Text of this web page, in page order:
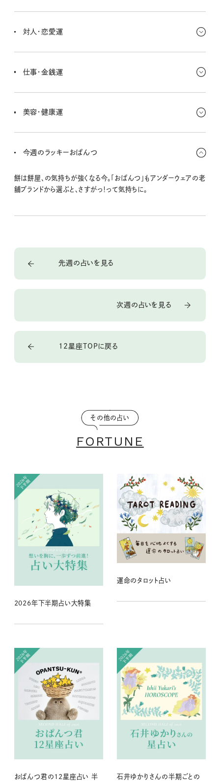
もある中で、自分のこだわりを追求するのは悪いことじゃないけど効
対人・恋愛運
もな〜。今はキミが少し頑固になっちゃってるかもしれない。相手に
仕事・金銭運
とは一旦ストップすることも必要。やってはみたけれど信念を曲げら
がいいよね。
美容・健康運
していた体調不良もこの時期に対処の方法がわかってくると思う。ま
今週のラッキーおぱんつ
餅は餅屋、の気持ちが強くなる今。「おぱんつ」もアンダーウェアの老
舗ブランドから選ぶと、さすがっ！って気持ちに。
先週の占いを見る
次週の占いを見る
12星座TOPに戻る
その他の占い
FORTUNE
2026年下半期占い大特集
運命のタロット占い
おぱんつ君の12星座占い 半
石井ゆかりさんの半期ごとの